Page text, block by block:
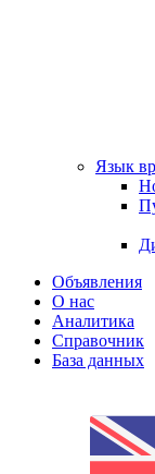
Язык
Объявления
О нас
Аналитика
Справочник
База данных